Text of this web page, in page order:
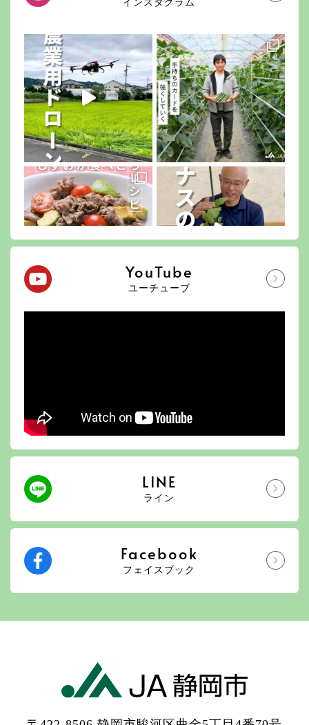
インスタグラム
YouTube
ユーチューブ
LINE
ライン
Facebook
フェイスブック